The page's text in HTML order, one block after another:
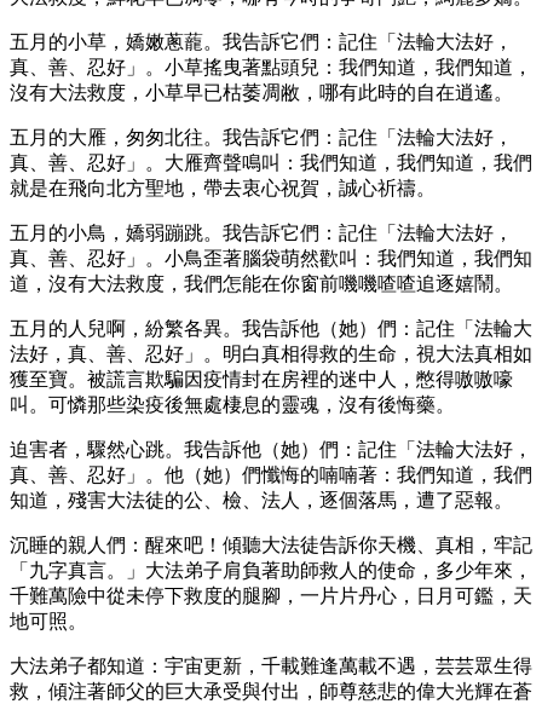
五月的小草，嬌嫩蔥蘢。我告訴它們：記住「法輪大法好，
真、善、忍好」。小草搖曳著點頭兒：我們知道，我們知道，
沒有大法救度，小草早已枯萎凋敝，哪有此時的自在逍遙。
五月的大雁，匆匆北往。我告訴它們：記住「法輪大法好，
真、善、忍好」。大雁齊聲鳴叫：我們知道，我們知道，我們
就是在飛向北方聖地，帶去衷心祝賀，誠心祈禱。
五月的小鳥，嬌弱蹦跳。我告訴它們：記住「法輪大法好，
真、善、忍好」。小鳥歪著腦袋萌然歡叫：我們知道，我們知
道，沒有大法救度，我們怎能在你窗前嘰嘰喳喳追逐嬉鬧。
五月的人兒啊，紛繁各異。我告訴他（她）們：記住「法輪大
法好，真、善、忍好」。明白真相得救的生命，視大法真相如
獲至寶。被謊言欺騙因疫情封在房裡的迷中人，憋得嗷嗷嚎
叫。可憐那些染疫後無處棲息的靈魂，沒有後悔藥。
迫害者，驟然心跳。我告訴他（她）們：記住「法輪大法好，
真、善、忍好」。他（她）們懺悔的喃喃著：我們知道，我們
知道，殘害大法徒的公、檢、法人，逐個落馬，遭了惡報。
沉睡的親人們：醒來吧！傾聽大法徒告訴你天機、真相，牢記
「九字真言。」大法弟子肩負著助師救人的使命，多少年來，
千難萬險中從未停下救度的腿腳，一片片丹心，日月可鑑，天
地可照。
大法弟子都知道：宇宙更新，千載難逢萬載不遇，芸芸眾生得
救，傾注著師父的巨大承受與付出，師尊慈悲的偉大光輝在蒼